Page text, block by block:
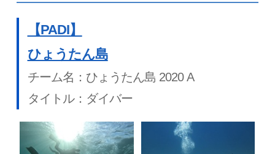
【PADI】
ひょうたん島
チーム名：ひょうたん島 2020 A
タイトル：ダイバー